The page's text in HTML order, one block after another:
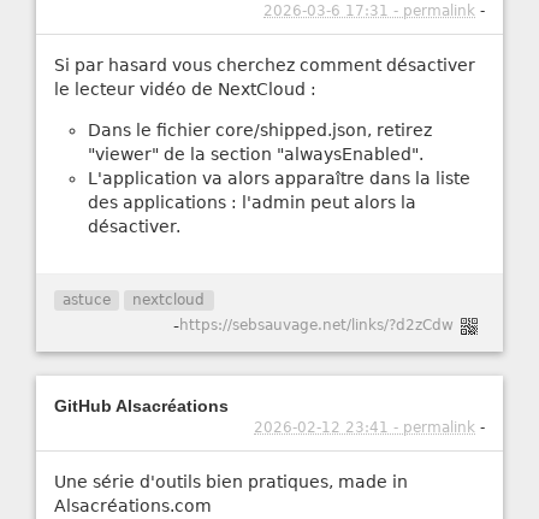
2026-03-6 17:31 - permalink -
Si par hasard vous cherchez comment désactiver
le lecteur vidéo de NextCloud :
Dans le fichier core/shipped.json, retirez
"viewer" de la section "alwaysEnabled".
L'application va alors apparaître dans la liste
des applications : l'admin peut alors la
désactiver.
astuce nextcloud
-https://sebsauvage.net/links/?d2zCdw
GitHub Alsacréations
2026-02-12 23:41 - permalink -
Une série d'outils bien pratiques, made in
Alsacréations.com